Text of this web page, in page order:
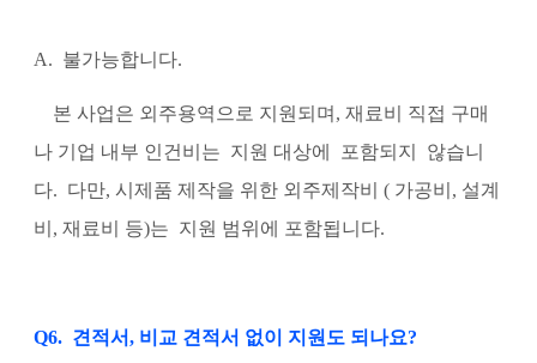
A. 불가능합니다.
본 사업은 외주용역으로 지원되며, 재료비 직접 구매
나 기업 내부 인건비는 지원 대상에 포함되지 않습니
다. 다만, 시제품 제작을 위한 외주제작비 ( 가공비, 설계
비, 재료비 등)는 지원 범위에 포함됩니다.
Q6. 견적서, 비교 견적서 없이 지원도 되나요?